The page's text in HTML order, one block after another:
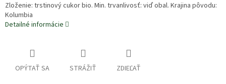
Zloženie: trstinový cukor bio. Min. trvanlivosť: viď obal. Krajina pôvodu:
Kolumbia
Detailné informácie
OPÝTAŤ SA STRÁŽIŤ ZDIEĽAŤ